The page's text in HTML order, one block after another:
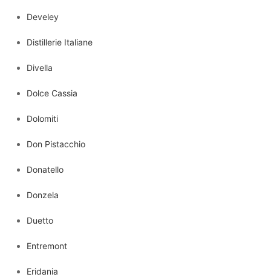
Develey
Distillerie Italiane
Divella
Dolce Cassia
Dolomiti
Don Pistacchio
Donatello
Donzela
Duetto
Entremont
Eridania